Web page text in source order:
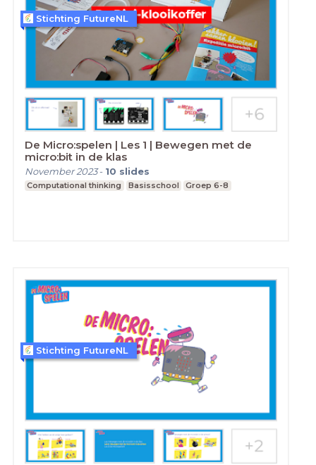
De Micro:spelen | Les 1 | Bewegen met de
micro:bit in de klas
November 2023- 10 slides
Computational thinking Basisschool Groep 6-8
Stichting FutureNL
Stichting FutureNL